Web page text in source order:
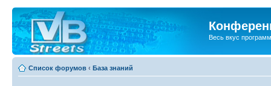
Весь вкус
Список форумов ‹ База знаний